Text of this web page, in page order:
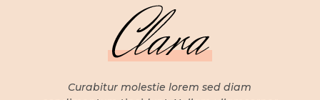
Curabitur molestie lorem sed diam